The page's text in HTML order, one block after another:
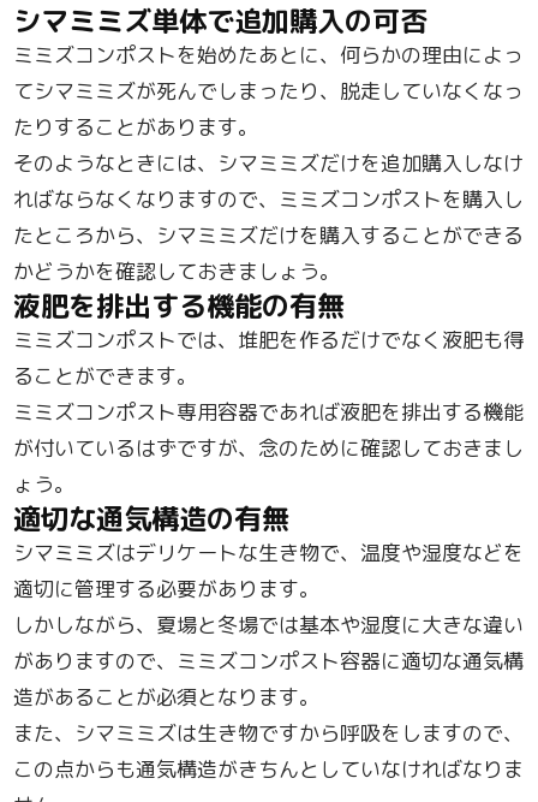
シマミミズ単体で追加購入の可否
ミミズコンポストを始めたあとに、何らかの理由によっ
てシマミミズが死んでしまったり、脱走していなくなっ
たりすることがあります。
そのようなときには、シマミミズだけを追加購入しなけ
ればならなくなりますので、ミミズコンポストを購入し
たところから、シマミミズだけを購入することができる
かどうかを確認しておきましょう。
液肥を排出する機能の有無
ミミズコンポストでは、堆肥を作るだけでなく液肥も得
ることができます。
ミミズコンポスト専用容器であれば液肥を排出する機能
が付いているはずですが、念のために確認しておきまし
ょう。
適切な通気構造の有無
シマミミズはデリケートな生き物で、温度や湿度などを
適切に管理する必要があります。
しかしながら、夏場と冬場では基本や湿度に大きな違い
がありますので、ミミズコンポスト容器に適切な通気構
造があることが必須となります。
また、シマミミズは生き物ですから呼吸をしますので、
この点からも通気構造がきちんとしていなければなりま